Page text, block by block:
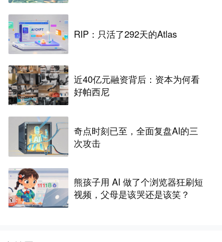
RIP：只活了292天的Atlas
近40亿元融资背后：资本为何看
好帕西尼
奇点时刻已至，全面复盘AI的三
次攻击
熊孩子用 AI 做了个浏览器狂刷短
视频，父母是该哭还是该笑？